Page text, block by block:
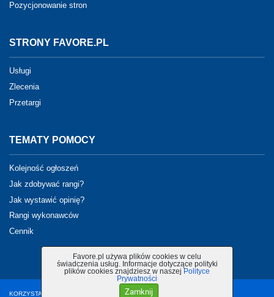
Favore.pl używa plików cookies w celu
świadczenia usług. Informacje dotyczące polityki
plików cookies znajdziesz w naszej Polityce
Prywatności
Zamknij
Pozycjonowanie stron
STRONY FAVORE.PL
Usługi
Zlecenia
Przetargi
TEMATY POMOCY
Kolejność ogłoszeń
Jak zdobywać rangi?
Jak wystawić opinię?
Rangi wykonawców
Cennik
KORZYSTANIE Z PORTALU OZNACZA AKCEPTACJĘ